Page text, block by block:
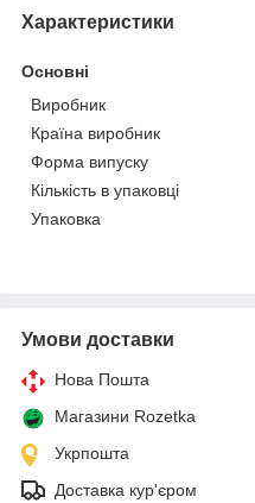
Характеристики
Основні
Виробник
Країна виробник
Форма випуску
Кількість в упаковці
Упаковка
Умови доставки
Нова Пошта
Магазини Rozetka
Укрпошта
Доставка кур'єром